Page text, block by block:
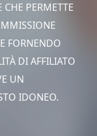
PERMETTE
FORNENDO
DI AFFILIATO
UN
IDONEO.